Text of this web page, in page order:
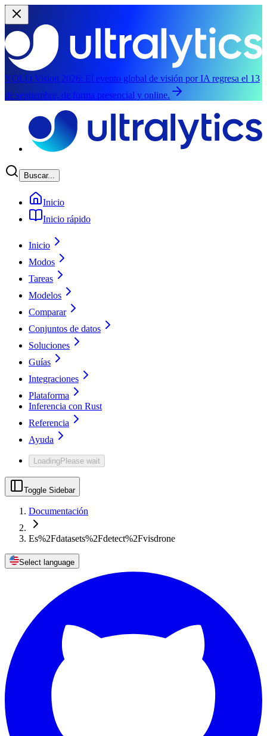
YOLO Vision 2026: El evento global de visión por IA regresa el 13
de septiembre, de forma presencial y online.
Buscar...
Inicio
Inicio rápido
Inicio
Modos
Tareas
Modelos
Comparar
Conjuntos de datos
Soluciones
Guías
Integraciones
Plataforma
Inferencia con Rust
Referencia
Ayuda
LoadingPlease wait
Toggle Sidebar
Documentación
Es%2Fdatasets%2Fdetect%2Fvisdrone
Select language